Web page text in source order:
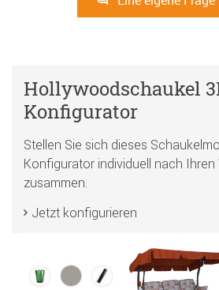
Hollywoodschaukel
Konfigurator
Stellen Sie sich dieses
Konfigurator individuell nach Ihren
zusammen.
Jetzt konfigurieren